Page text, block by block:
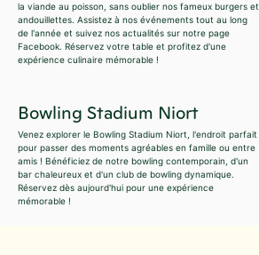
la viande au poisson, sans oublier nos fameux burgers et
andouillettes. Assistez à nos événements tout au long
de l'année et suivez nos actualités sur notre page
Facebook. Réservez votre table et profitez d'une
expérience culinaire mémorable !
Bowling Stadium Niort
Venez explorer le Bowling Stadium Niort, l'endroit parfait
pour passer des moments agréables en famille ou entre
amis ! Bénéficiez de notre bowling contemporain, d'un
bar chaleureux et d'un club de bowling dynamique.
Réservez dès aujourd'hui pour une expérience
mémorable !